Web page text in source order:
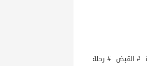
# القبض # رحلة